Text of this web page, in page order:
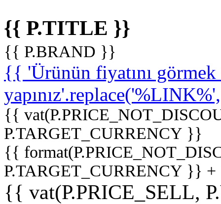
{{ P.TITLE }}
{{ P.BRAND }}
{{ 'Ürünün fiyatını
{{
P.TARGET_CURRENCY }}
{{
P.TARGET_CURRENCY }}
{{ vat(P.PRICE_SELL,